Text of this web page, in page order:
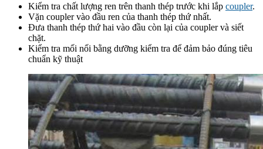
Kiểm tra chất lượng ren trên thanh thép trước khi lắp coupler.
Vặn coupler vào đầu ren của thanh thép thứ nhất.
Đưa thanh thép thứ hai vào đầu còn lại của coupler và siết
chặt.
Kiểm tra mối nối bằng dưỡng kiểm tra để đảm bảo đúng tiêu
chuẩn kỹ thuật